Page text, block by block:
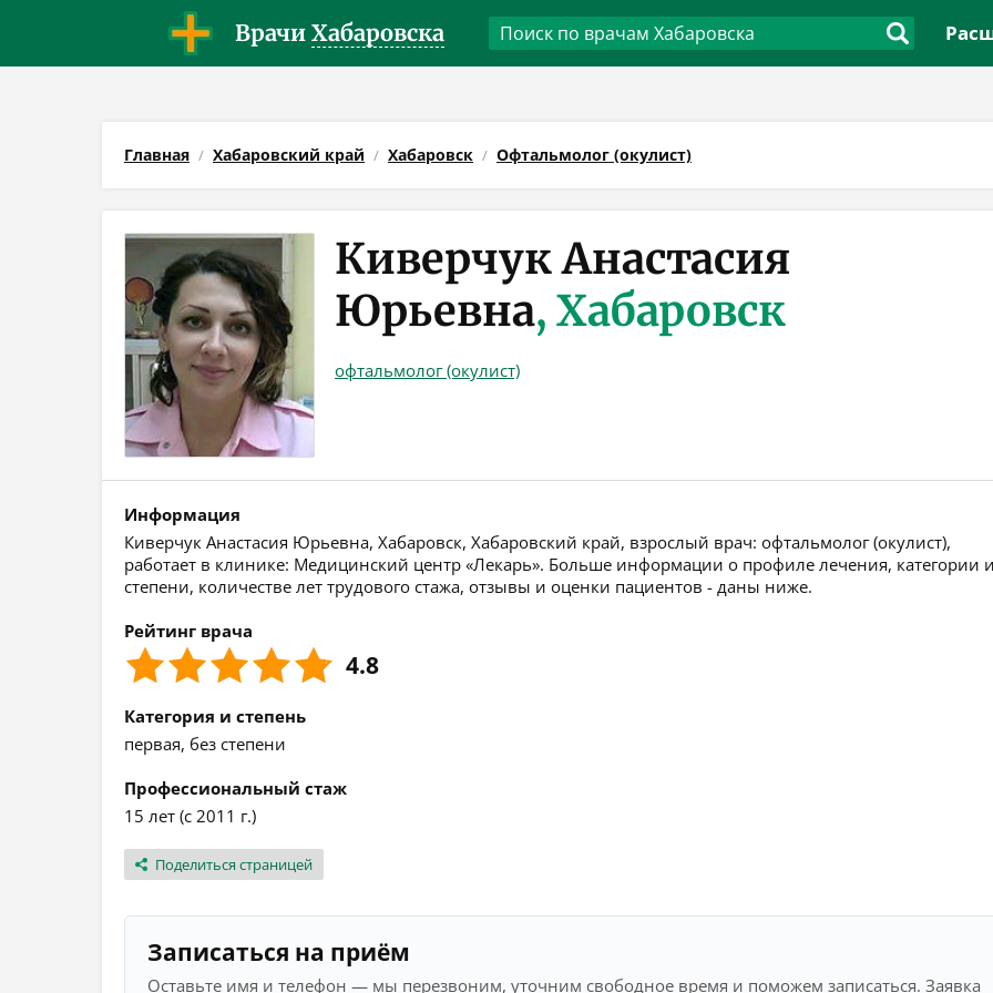
Врачи Хабаровска
Главная Хабаровский край Хабаровск Офтальмолог (окулист)
Киверчук Анастасия
Юрьевна, Хабаровск
офтальмолог (окулист)
Информация
Киверчук Анастасия Юрьевна, Хабаровск, Хабаровский край, взрослый врач: офтальмолог (окулист),
работает в клинике: Медицинский центр «Лекарь». Больше информации о профиле лечения, категории
степени, количестве лет трудового стажа, отзывы и оценки пациентов - даны ниже.
Рейтинг врача
4.8
Категория и степень
первая, без степени
Профессиональный стаж
15 лет (с 2011 г.)
Поделиться страницей
Записаться на приём
Оставьте имя и телефон — мы перезвоним, уточним свободное время и поможем записаться. Заявка